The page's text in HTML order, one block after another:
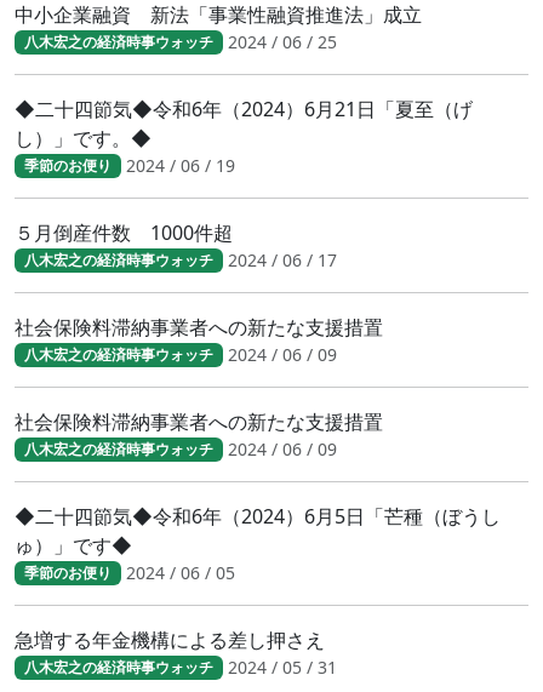
中小企業融資 新法「事業性融資推進法」成立
八木宏之の経済時事ウォッチ 2024 / 06 / 25
◆二十四節気◆令和6年（2024）6月21日「夏至（げ
し）」です。◆
季節のお便り 2024 / 06 / 19
５月倒産件数 1000件超
八木宏之の経済時事ウォッチ 2024 / 06 / 17
社会保険料滞納事業者への新たな支援措置
八木宏之の経済時事ウォッチ 2024 / 06 / 09
社会保険料滞納事業者への新たな支援措置
八木宏之の経済時事ウォッチ 2024 / 06 / 09
◆二十四節気◆令和6年（2024）6月5日「芒種（ぼうし
ゅ）」です◆
季節のお便り 2024 / 06 / 05
急増する年金機構による差し押さえ
八木宏之の経済時事ウォッチ 2024 / 05 / 31